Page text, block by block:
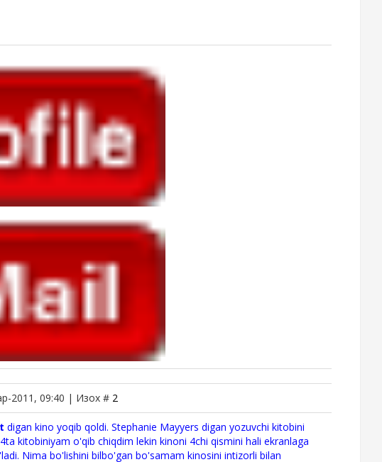
2011, 09:40 | Изох # 2
digan kino yoqib qoldi. Stephanie Mayyers digan yozuvchi kitobini
kitobiniyam o'qib chiqdim lekin kinoni 4chi qismini hali ekranlaga
Nima bo'lishini bilbo'gan bo'samam kinosini intizorli bilan